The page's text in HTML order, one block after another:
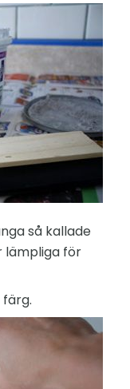
så kallade
lämpliga för